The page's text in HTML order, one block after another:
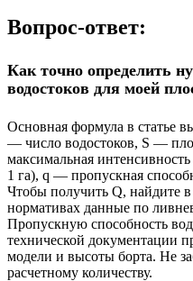
Вопрос-ответ:
Как точно определить
водостоков для моей
Основная формула в статье
— число водостоков, S —
максимальная
1 га), q — пропускная
Чтобы получить Q, найдите
нормативах данные по
Пропускную способность
технической документации
модели и высоты борта. Не
расчетному количеству.